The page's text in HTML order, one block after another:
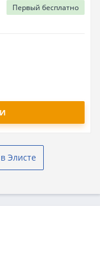
Первый бесплатно
Элисте